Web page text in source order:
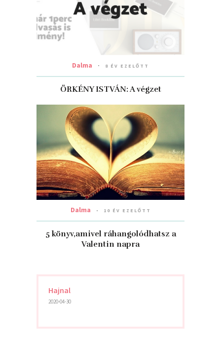
Dalma 8 ÉV EZELŐTT
ÖRKÉNY ISTVÁN: A végzet
Dalma 10 ÉV EZELŐTT
5 könyv,amivel ráhangolódhatsz a
Valentin napra
Hajnal
2020-04-30